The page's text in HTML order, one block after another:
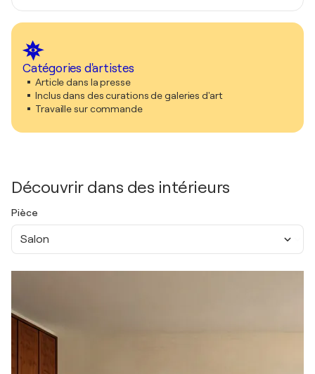
Catégories d'artistes
Article dans la presse
Inclus dans des curations de galeries d'art
Travaille sur commande
Découvrir dans des intérieurs
Pièce
Salon